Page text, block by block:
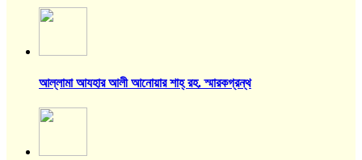
আল্লামা আযহার আলী আনোয়ার শাহ্‌ রহ. স্মারকগ্রন্থ